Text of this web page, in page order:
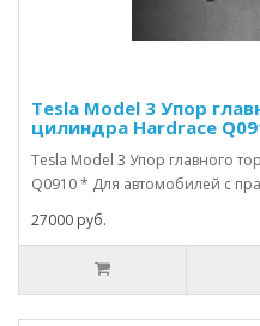
Tesla Model 3 Упор
цилиндра Hardrace
Tesla Model 3 Упор главного
Q0910 * Для автомобилей с
27000 руб.